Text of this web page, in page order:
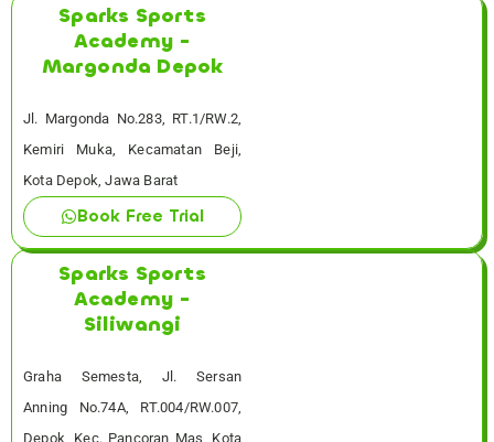
Sparks Sports
Academy -
Margonda Depok
Jl. Margonda No.283, RT.1/RW.2,
Kemiri Muka, Kecamatan Beji,
Kota Depok, Jawa Barat
Book Free Trial
Sparks Sports
Academy -
Siliwangi
Graha Semesta, Jl. Sersan
Anning No.74A, RT.004/RW.007,
Depok, Kec. Pancoran Mas, Kota